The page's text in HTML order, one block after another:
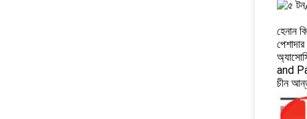
হেনান
and
চীন